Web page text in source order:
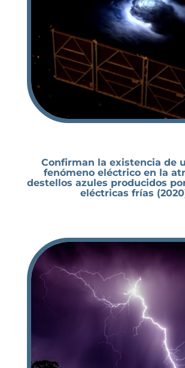
Confirman la existencia de
fenómeno eléctrico en la
destellos azules producidos
eléctricas frías